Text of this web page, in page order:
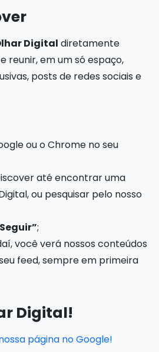
Digital diretamente
e reunir, em um só espaço,
posts de redes sociais e
ou o Chrome no seu
até encontrar uma
ou pesquisar pelo nosso
;
você verá nossos conteúdos
feed, sempre em primeira
Digital!
página no Google!